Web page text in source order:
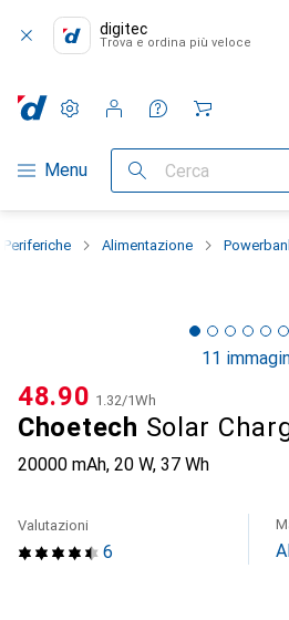
digitec
Trova e ordina più veloce
Categoria Navigazione
Menu Cerca
Impostazioni
Conto cliente
Liste di confronto
Liste dei desideri
Carrello
Periferiche Alimentazione
11
Choetech Solar
20000 mAh, 20 W, 37 Wh
CHF
48.90 CHF
1.32/1Wh
6
Valutazioni